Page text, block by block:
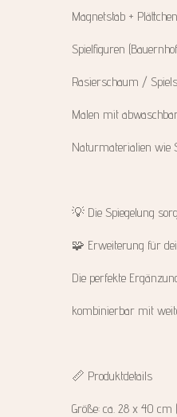
Magnetstab + Plättchen
Spielfiguren
Rasierschaum /
Malen mit
Naturmaterialien wie
💡 Die Spiegelung
🧩 Erweiterung für
Die perfekte
kombinierbar mit
📏 Produktdetails
Größe: ca. 28 x 40 cm